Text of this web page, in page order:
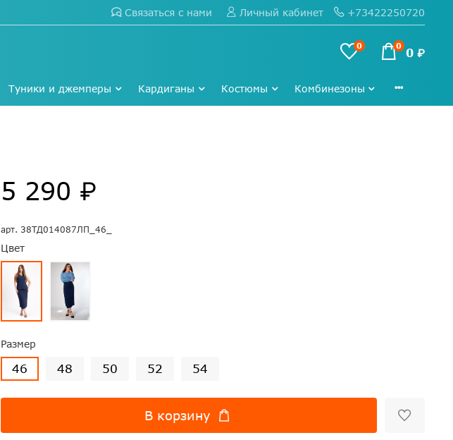
Связаться с нами Личный кабинет +73422250720
0 0 0 ₽
Туники и джемперы Кардиганы Костюмы Комбинезоны
арт. 38ТД014087ЛП_46_
Цвет
Размер
46 48 50 52 54
5 290 ₽
В корзину